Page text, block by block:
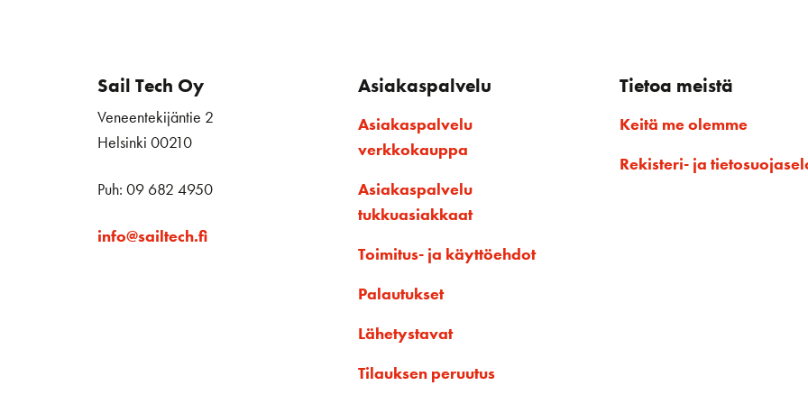
Sail Tech Oy
Veneentekijäntie 2
Helsinki 00210
Puh: 09 682 4950
info@sailtech.fi
Asiakaspalvelu
Asiakaspalvelu
verkkokauppa
Asiakaspalvelu
tukkuasiakkaat
Toimitus- ja käyttöehdot
Palautukset
Lähetystavat
Tilauksen peruutus
Tietoa meistä
Keitä me olemme
Rekisteri- ja